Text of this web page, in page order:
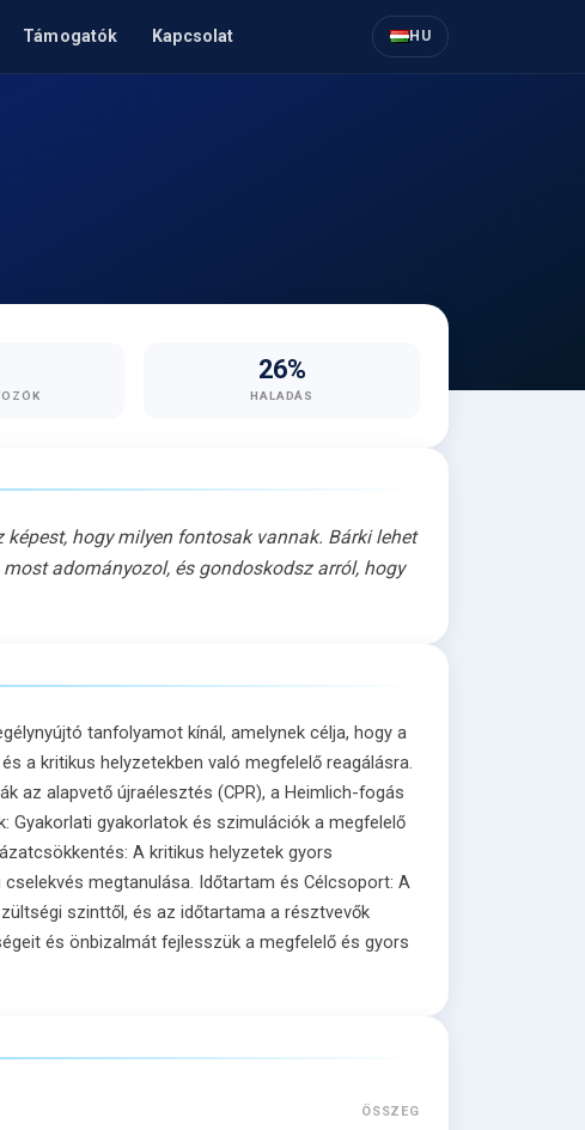
Támogatók Kapcsolat HU
26%
HALADÁS
hogy milyen fontosak vannak. Bárki lehet
adományozol, és gondoskodsz arról, hogy
tanfolyamot kínál, amelynek célja, hogy a
a kritikus helyzetekben való megfelelő reagálásra.
az alapvető újraélesztés (CPR), a Heimlich-fogás
Gyakorlati gyakorlatok és szimulációk a megfelelő
A kritikus helyzetek gyors
megtanulása. Időtartam és Célcsoport: A
szinttől, és az időtartama a résztvevők
és önbizalmát fejlesszük a megfelelő és gyors
ÖSSZEG